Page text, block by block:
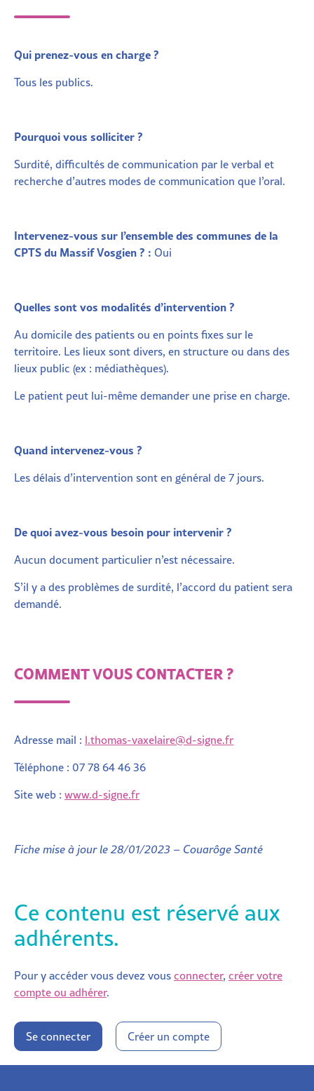
Qui prenez-vous en charge ?
Tous les publics.
Pourquoi vous solliciter ?
Surdité, difficultés de communication par le verbal et
recherche d’autres modes de communication que l’oral.
Intervenez-vous sur l’ensemble des communes de la
CPTS du Massif Vosgien ? : Oui
Quelles sont vos modalités d’intervention ?
Au domicile des patients ou en points fixes sur le
territoire. Les lieux sont divers, en structure ou dans des
lieux public (ex : médiathèques).
Le patient peut lui-même demander une prise en charge.
Quand intervenez-vous ?
Les délais d’intervention sont en général de 7 jours.
De quoi avez-vous besoin pour intervenir ?
Aucun document particulier n’est nécessaire.
S’il y a des problèmes de surdité, l’accord du patient sera
demandé.
COMMENT VOUS CONTACTER ?
Adresse mail : l.thomas-vaxelaire@d-signe.fr
Téléphone : 07 78 64 46 36
Site web : www.d-signe.fr
Fiche mise à jour le 28/01/2023 – Couarôge Santé
Ce contenu est réservé aux
adhérents.
Pour y accéder vous devez vousconnecter, créer votre
compte ou adhérer.
Se connecter Créer un compte